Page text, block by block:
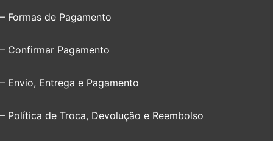
– Formas de Pagamento
– Confirmar Pagamento
– Envio, Entrega e Pagamento
– Política de Troca, Devolução e Reembolso